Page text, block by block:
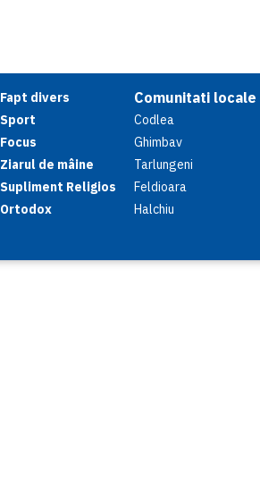
Fapt divers
Sport
Focus
Ziarul de mâine
Supliment Religios
Ortodox
Comunitati locale
Codlea
Ghimbav
Tarlungeni
Feldioara
Halchiu